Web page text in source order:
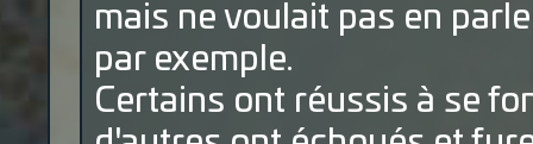
mais ne voulait pas en
par exemple.
Certains ont réussis à se